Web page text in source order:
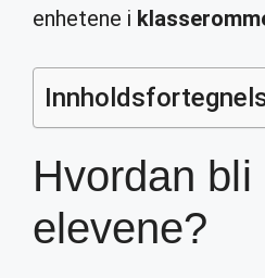
enhetene i
Hvordan
elevene?